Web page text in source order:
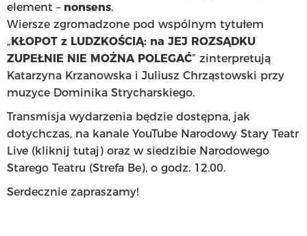
element – nonsens.
Wiersze zgromadzone pod wspólnym tytułem
„KŁOPOT z LUDZKOŚCIĄ: na JEJ ROZSĄDKU
ZUPEŁNIE NIE MOŻNA POLEGAĆ” zinterpretują
Katarzyna Krzanowska i Juliusz Chrząstowski przy
muzyce Dominika Strycharskiego.
Transmisja wydarzenia będzie dostępna, jak
dotychczas, na kanale YouTube Narodowy Stary Teatr
Live (kliknij tutaj) oraz w siedzibie Narodowego
Starego Teatru (Strefa Be), o godz. 12.00.
Serdecznie zapraszamy!